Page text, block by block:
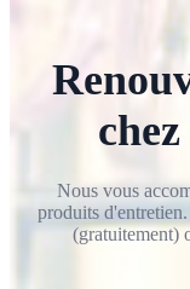
chez
Nous vous
produits
(gratuitement)